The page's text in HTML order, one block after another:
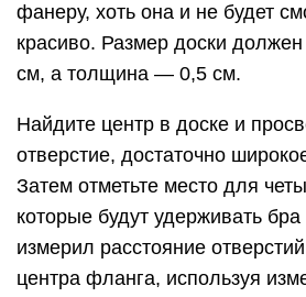
фанеру, хоть она и не будет
красиво. Размер доски
см, а толщина — 0,5 см.
Найдите центр в доске и
отверстие, достаточно
Затем отметьте место для
которые будут удерживать
измерил расстояние
центра фланга, используя